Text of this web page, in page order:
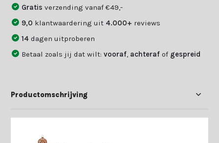
Gratisverzending vanaf €49,-
9,0 klantwaardering uit 4.000+ reviews
14dagen uitproberen
Betaal zoals jij dat wilt:vooraf achteraf of gespreid
Productomschrijving